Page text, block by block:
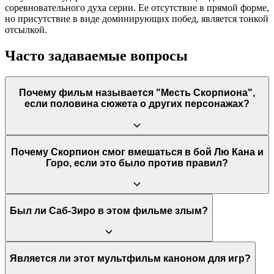
соревновательного духа серии. Ее отсутствие в прямой форме,
но присутствие в виде доминирующих побед, является тонкой
отсылкой.
Часто задаваемые вопросы
Почему фильм называется "Месть Скорпиона",
если половина сюжета о других персонажах?
Хотя фильм уделяет много времени турниру и героям Земли,
история Скорпиона является его стержнем и катализатором
месть приводит к кульминации и неожиданной развязке.
Название подчеркивает, что именно его личная вендетта, а не
подвиги традиционных героев, стала решающей силой,
изменившей исход Смертельной битвы.
Почему Скорпион смог вмешаться в бой Лю Кана и
Горо, если это было против правил?
Это один из спорных моментов сюжета. Одна из теорий
Преисподней (Netherrealm), также был официальным
участником турнира от лица Куан Чи, а не просто призраком.
Поэтому его действия, хоть и нарушали дух поединка,
формально могли не быть нарушением правил, позволяющим
Был ли Саб-Зиро в этом фильме злым?
Да, в данной интерпретации Би-Хан (первый Саб-Зиро)
Является ли этот мультфильм каноном для игр?